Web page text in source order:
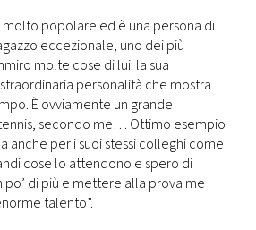
molto popolare ed è una persona di
eccezionale, uno dei più
molte cose di lui: la sua
personalità che mostra
È ovviamente un grande
secondo me… Ottimo esempio
anche per i suoi stessi colleghi come
cose lo attendono e spero di
di più e mettere alla prova me
talento”.